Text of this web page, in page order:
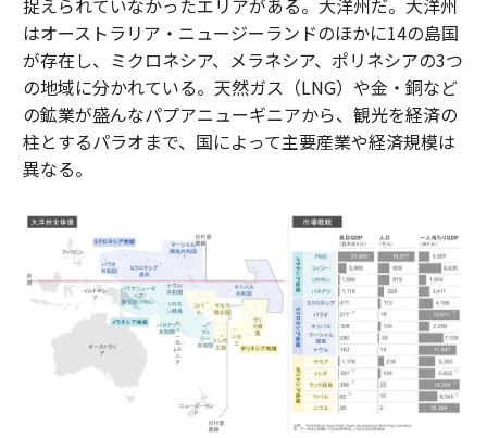
はオーストラリア・ニュージーランドのほかに14の島国
が存在し、ミクロネシア、メラネシア、ポリネシアの3つ
の地域に分かれている。天然ガス（LNG）や金・銅など
の鉱業が盛んなパプアニューギニアから、観光を経済の
柱とするパラオまで、国によって主要産業や経済規模は
異なる。